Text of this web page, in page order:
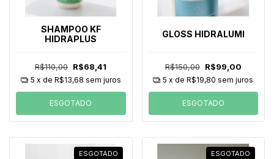
SHAMPOO KF
HIDRAPLUS
R$110,00 R$68,41
5 x de R$13,68 sem juros
ESGOTADO
GLOSS HIDRALUMI
R$150,00 R$99,00
5 x deR$19,80 sem juros
ESGOTADO
ESGOTADO ESGOTADO